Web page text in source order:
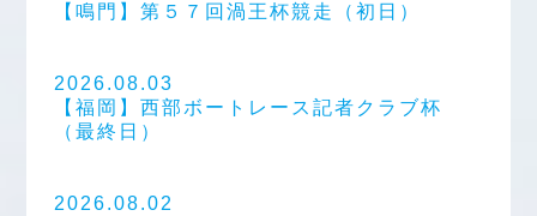
【鳴門】第５７回渦王杯競走（初日）
2026.08.03
【福岡】西部ボートレース記者クラブ杯
（最終日）
2026.08.02